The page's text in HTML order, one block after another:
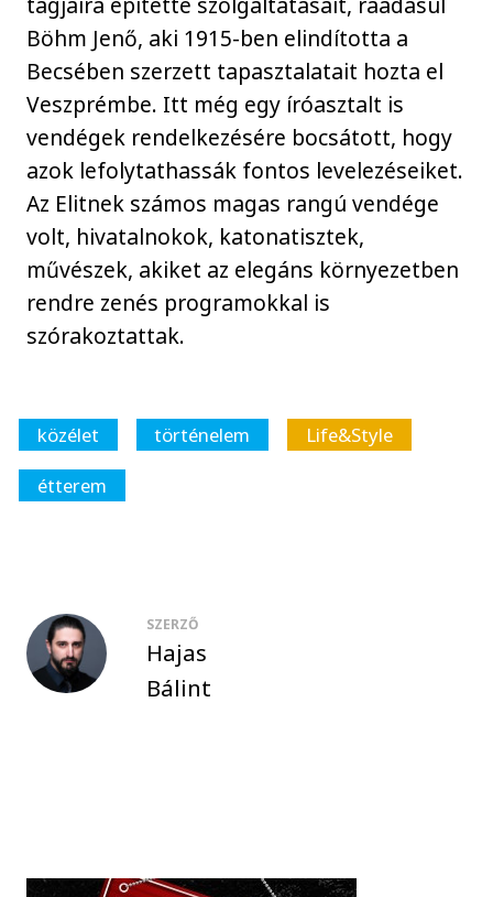
Böhm Jenő, aki 1915-ben elindította a
Becsében szerzett tapasztalatait hozta el
Veszprémbe. Itt még egy íróasztalt is
vendégek rendelkezésére bocsátott, hogy
azok lefolytathassák fontos levelezéseiket.
Az Elitnek számos magas rangú vendége
volt, hivatalnokok, katonatisztek,
művészek, akiket az elegáns környezetben
rendre zenés programokkal is
szórakoztattak.
közélet történelem
Life&Style
étterem
SZERZŐ
Hajas
Bálint